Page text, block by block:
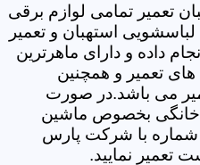
تعمیر تمامی لوازم برقی
استهبان و تعمیر
داده و دارای ماهرترین
های تعمیر و همچنین
می باشد.در صورت
خانگی بخصوص ماشین
شماره با شرکت پارس
تعمیر نمایید.